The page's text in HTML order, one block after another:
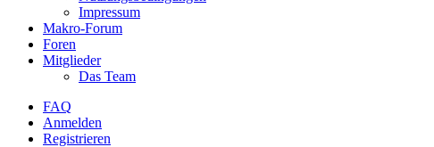
Impressum
Makro-Forum
Foren
Mitglieder
Das Team
FAQ
Anmelden
Registrieren